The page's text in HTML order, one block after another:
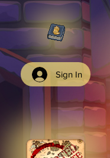
Sign In